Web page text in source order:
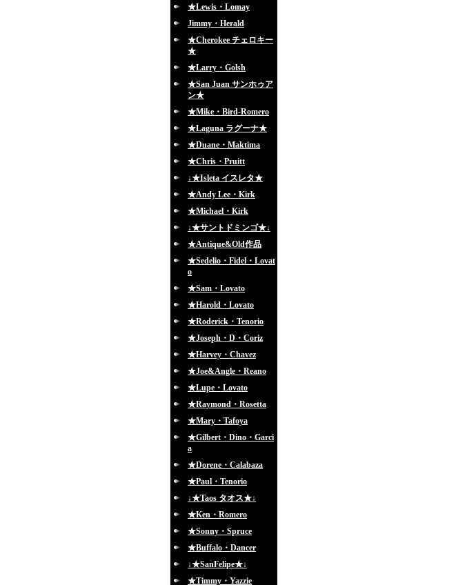
★Lewis・Lomay
Jimmy・Herald
★Cherokee チェロキー
★
★Larry・Golsh
★San Juan サンホゥア
ン★
★Mike・Bird-Romero
★Laguna ラグーナ★
★Duane・Maktima
★Chris・Pruitt
↓★Isleta イスレタ★
★Andy Lee・Kirk
★Michael・Kirk
↓★サントドミンゴ★↓
★Antique&Old作品
★Sedelio・Fidel・Lovat
o
★Sam・Lovato
★Harold・Lovato
★Roderick・Tenorio
★Joseph・D・Coriz
★Harvey・Chavez
★Joe&Angle・Reano
★Lupe・Lovato
★Raymond・Rosetta
★Mary・Tafoya
★Gilbert・Dino・Garci
a
★Dorene・Calabaza
★Paul・Tenorio
↓★Taos タオス★↓
★Ken・Romero
★Sonny・Spruce
★Buffalo・Dancer
↓★SanFelipe★↓
★Timmy・Yazzie